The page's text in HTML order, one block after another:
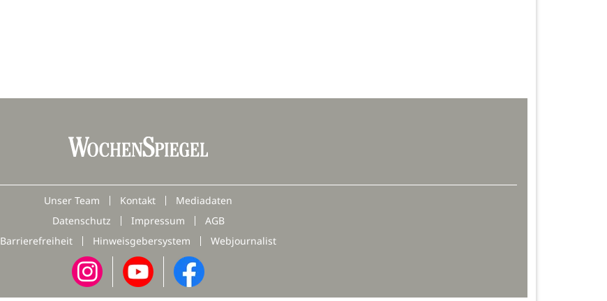
Unser Team Kontakt
Mediadaten
Datenschutz
Impressum
AGB
Barrierefreiheit
Hinweisgebersystem Webjournalist